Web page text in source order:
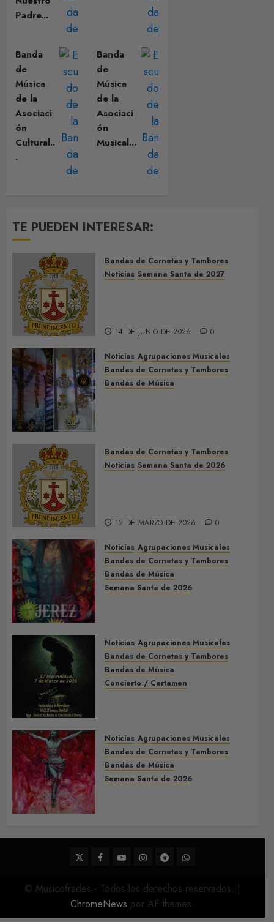
Padre...
Banda
de
Música
de la
Asociaci
ón
Cultural..
.
Banda
de
Música
de la
Asociaci
ón
Musical...
TE PUEDEN INTERESAR:
Bandas de Cornetas y Tambores
Noticias Semana Santa de 2027
14 DE JUNIO DE 2026 0
Noticias Agrupaciones Musicales
Bandas de Cornetas y Tambores
Bandas de Música
9 DE MAYO DE 2026 0
Bandas de Cornetas y Tambores
Noticias Semana Santa de 2026
12 DE MARZO DE 2026 0
Noticias Agrupaciones Musicales
Bandas de Cornetas y Tambores
Bandas de Música
Semana Santa de 2026
5 DE MARZO DE 2026 0
Noticias Agrupaciones Musicales
Bandas de Cornetas y Tambores
Bandas de Música
Concierto / Certamen
Noticias Agrupaciones Musicales
Bandas de Cornetas y Tambores
Bandas de Música
Semana Santa de 2026
22 DE FEBRERO DE 2026
0
TwitterFacebook
YoutubeInstagram
TelegramWhatsApp
© Musicofrades - Todos los derechos reservados. |
ChromeNews por AF themes.